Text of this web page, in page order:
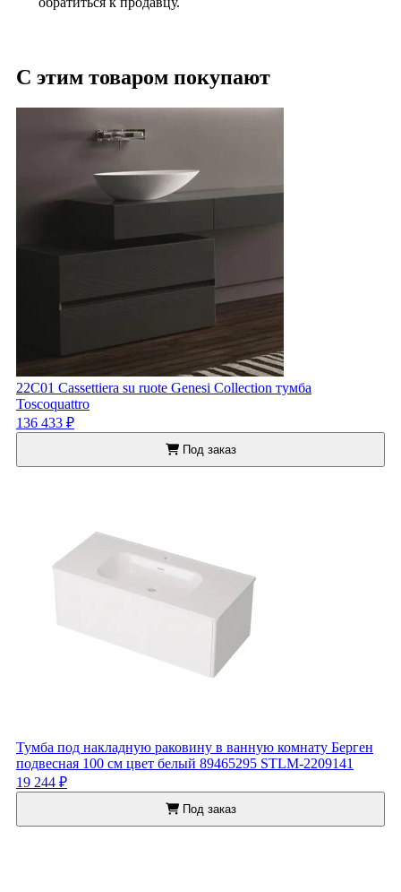
С этим товаром покупают
22C01 Cassettiera su ruote Genesi Collection тумба
Toscoquattro
136 433 ₽
Под заказ
Тумба под накладную раковину в ванную комнату Берген
подвесная 100 см цвет белый 89465295 STLM-2209141
19 244 ₽
Под заказ